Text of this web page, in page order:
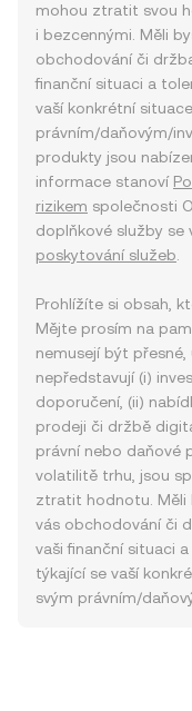
mohou ztratit svou
i bezcennými. Měli
obchodování či
finanční situaci a
vaší konkrétní
právním/daňovým/
produkty jsou
informace stanoví
rizikem společnosti
doplňkové služby
poskytování služeb
Prohlížíte si obsah,
Mějte prosím na
nemusejí být
nepředstavují (i)
doporučení, (ii)
prodeji či držbě
právní nebo daňové
volatilitě trhu, jsou
ztratit hodnotu. Měli
vás obchodování či
vaši finanční situaci
týkající se vaší
svým právním/